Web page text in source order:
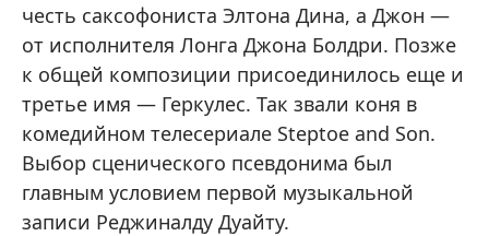
честь саксофониста Элтона Дина, а Джон —
от исполнителя Лонга Джона Болдри. Позже
к общей композиции присоединилось еще и
третье имя — Геркулес. Так звали коня в
комедийном телесериале Steptoe and Son.
Выбор сценического псевдонима был
главным условием первой музыкальной
записи Реджиналду Дуайту.